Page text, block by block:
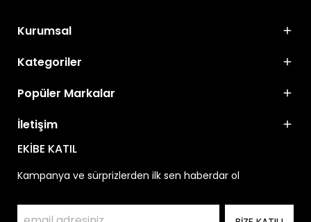
Kurumsal
Kategoriler
Popüler Markalar
İletişim
EKİBE KATIL
Kampanya ve sürprizlerden ilk sen haberdar ol